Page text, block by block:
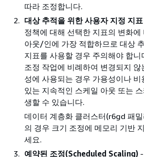
따라 조정합니다.
대상 추적을 위한 사용자 지정 지표
정책에 대해 선택한 지표의 변화에
아웃/인에 가장 적합하므로 대상
지표를 사용할 경우 주의해야 합니
조정 작업에 비례하여 변경되지 않
성에 사용되는 경우 가용성이나 비
있는 지속적인 스케일 아웃 또는
생할 수 있습니다.
데이터 계층화 클러스터(r6gd 패
의 경우 크기 조정에 메모리 기반
세요.
예약된 조정(Scheduled Scaling)